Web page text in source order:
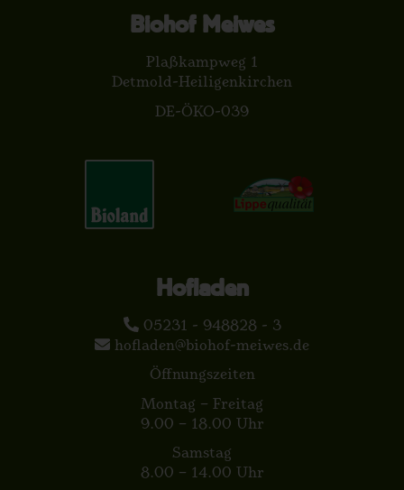
Biohof Meiwes
Plaßkampweg 1
Detmold-Heiligenkirchen
DE-ÖKO-039
Hofladen
05231 - 948828 - 3
hofladen@biohof-meiwes.de
Öffnungszeiten
Montag – Freitag
9.00 – 18.00 Uhr
Samstag
8.00 – 14.00 Uhr